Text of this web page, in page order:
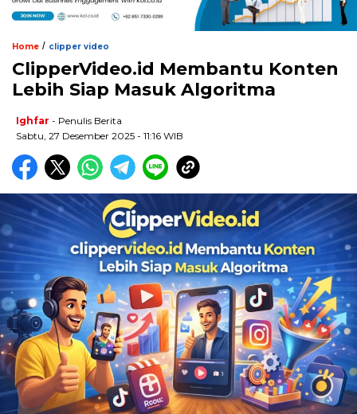
Home / clipper video
ClipperVideo.id Membantu Konten
Lebih Siap Masuk Algoritma
Ighfar - Penulis Berita
Sabtu, 27 Desember 2025 - 11:16 WIB